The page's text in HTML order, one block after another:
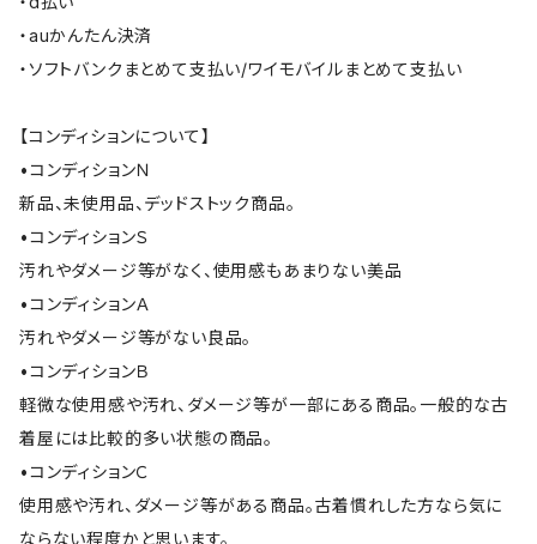
・auかんたん決済
・ソフトバンクまとめて支払い/ワイモバイルまとめて支払い
【コンディションについて】
•コンディションＮ
新品、未使用品、デッドストック商品。
•コンディションＳ
汚れやダメージ等がなく、使用感もあまりない美品
•コンディションＡ
汚れやダメージ等がない良品。
•コンディションＢ
軽微な使用感や汚れ、ダメージ等が一部にある商品。一般的な古
着屋には比較的多い状態の商品。
•コンディションＣ
使用感や汚れ、ダメージ等がある商品。古着慣れした方なら気に
ならない程度かと思います。